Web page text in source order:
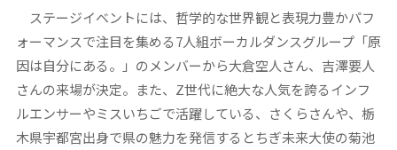
ステージイベントには、哲学的な世界観と表現力豊かパフ
ォーマンスで注目を集める7人組ボーカルダンスグループ「原
因は自分にある。」のメンバーから大倉空人さん、吉澤要人
さんの来場が決定。また、Z世代に絶大な人気を誇るインフ
ルエンサーやミスいちごで活躍している、さくらさんや、栃
木県宇都宮出身で県の魅力を発信するとちぎ未来大使の菊池